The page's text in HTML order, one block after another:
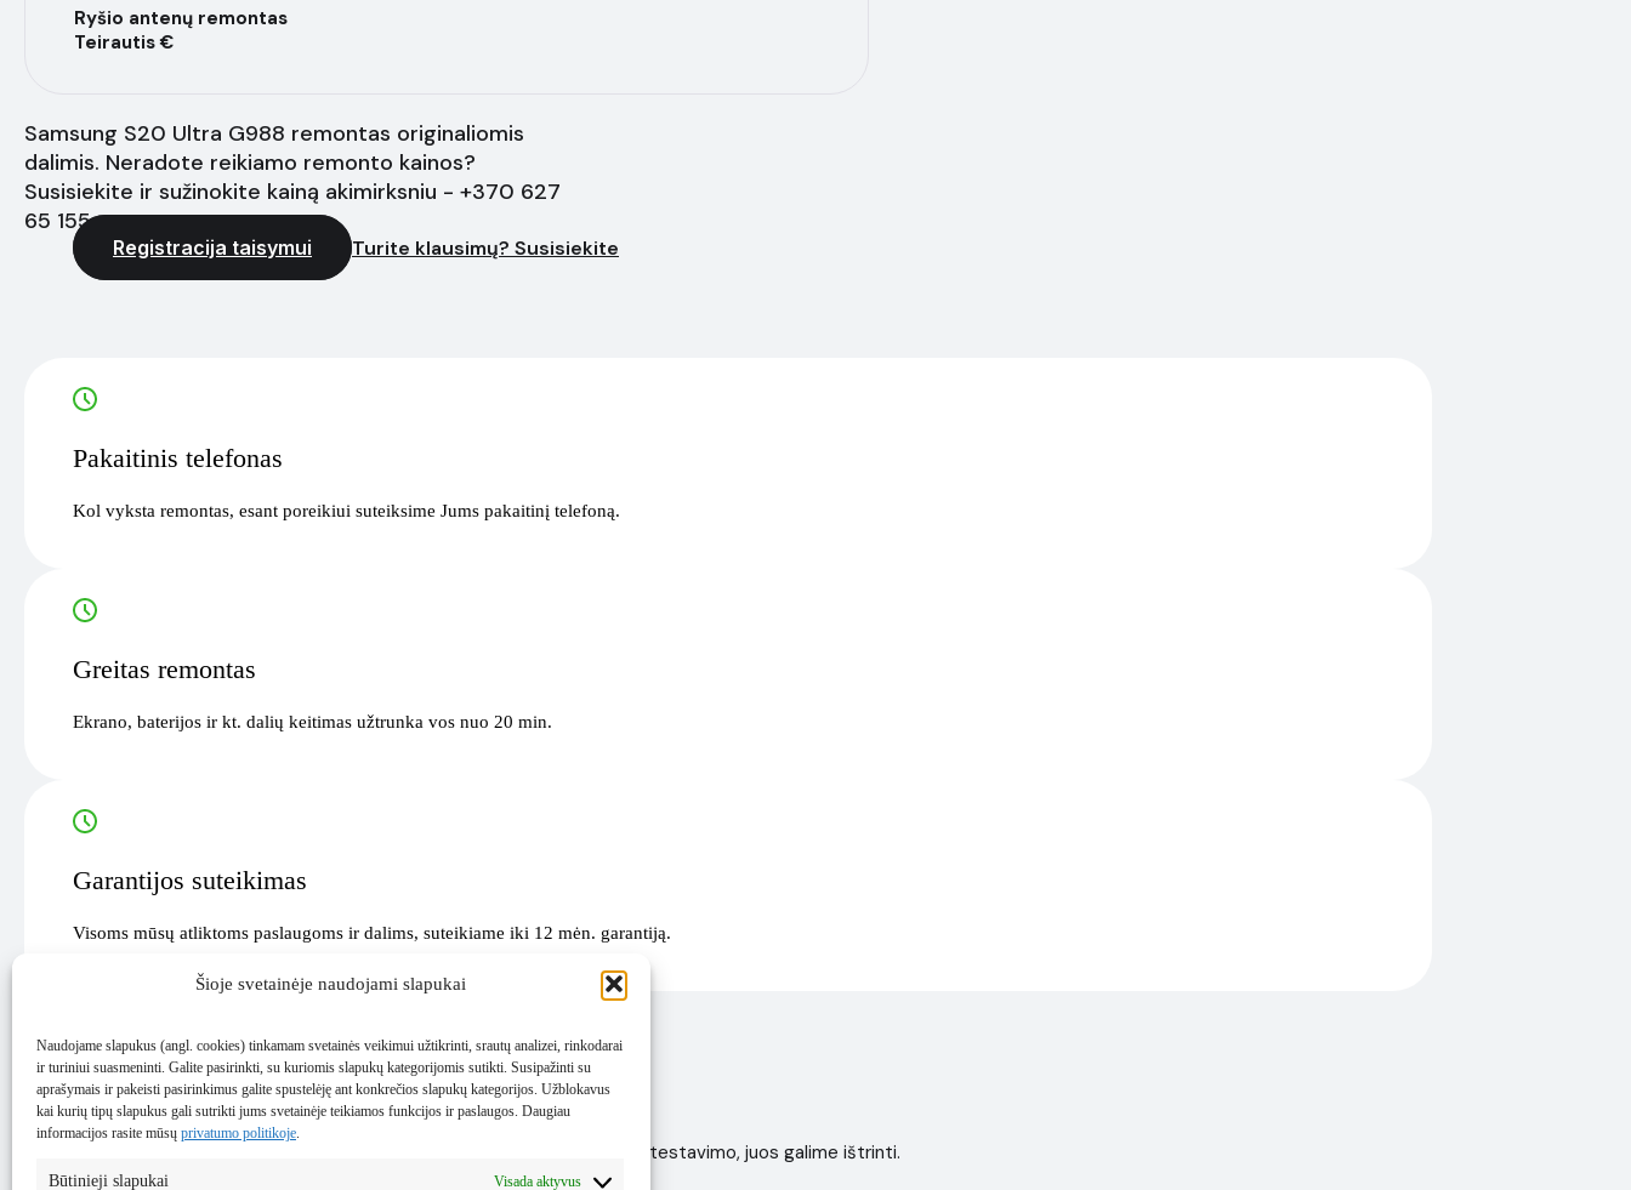
Šioje svetainėje naudojami slapukai
Naudojame slapukus (angl. cookies) tinkamam svetainės veikimui užtikrinti, srautų analizei, rinkodarai
ir turiniui suasmeninti. Galite pasirinkti, su kuriomis slapukų kategorijomis sutikti. Susipažinti su
aprašymais ir pakeisti pasirinkimus galite spustelėję ant konkrečios slapukų kategorijos. Užblokavus
kai kurių tipų slapukus gali sutrikti jums svetainėje teikiamos funkcijos ir paslaugos. Daugiau
informacijos rasite mūsų privatumo politikoje.
Būtinieji slapukai Visada aktyvus
Ryšio antenų remontas
Teirautis €
Samsung S20 Ultra G988 remontas originaliomis
dalimis. Neradote reikiamo remonto kainos?
Susisiekite ir sužinokite kainą akimirksniu - +370 627
65 155
Registracija taisymui Turite klausimų? Susisiekite
Pakaitinis telefonas
Kol vyksta remontas, esant poreikiui suteiksime Jums pakaitinį telefoną.
Greitas remontas
Ekrano, baterijos ir kt. dalių keitimas užtrunka vos nuo 20 min.
Garantijos suteikimas
Visoms mūsų atliktoms paslaugoms ir dalims, suteikiame iki 12 mėn. garantiją.
Svarbu
Išsisaugok įrenginyje esančius duomenis – dėl jų saugumo ir įrenginio testavimo, juos galime ištrinti.
Tikslią taisymo kainą ir laiką pateiksime po techniko patikros.